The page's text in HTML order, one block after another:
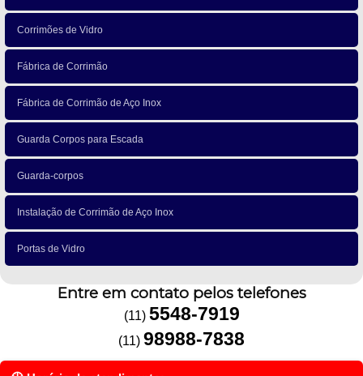
Corrimões de Vidro
Fábrica de Corrimão
Fábrica de Corrimão de Aço Inox
Guarda Corpos para Escada
Guarda-corpos
Instalação de Corrimão de Aço Inox
Portas de Vidro
Entre em contato pelos telefones
(11) 5548-7919
(11) 98988-7838